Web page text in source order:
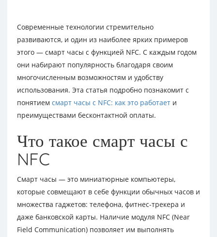
Современные технологии стремительно
развиваются, и один из наиболее ярких примеров
этого — смарт часы с функцией NFC. С каждым годом
они набирают популярность благодаря своим
многочисленным возможностям и удобству
использования. Эта статья подробно познакомит с
понятием cмарт часы c NFC: как это работает и
преимуществами бесконтактной оплаты.
Что такое смарт часы с
NFC
Смарт часы — это миниатюрные компьютеры,
которые совмещают в себе функции обычных часов и
множества гаджетов: телефона, фитнес-трекера и
даже банковской карты. Наличие модуля NFC (Near
Field Communication) позволяет им выполнять